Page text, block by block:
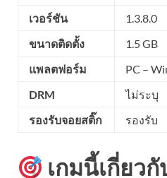
เวอร์ชัน
1.3.8.0
ขนาดติดตั้ง
1.5 GB
แพลตฟอร์ม
PC –
DRM
ไม่ระบุ
รองรับจอยสติ๊ก
รองรับ
เกมนี้เกี่ยว